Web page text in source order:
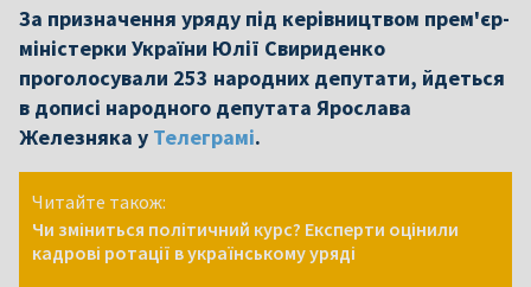
За призначення уряду під керівництвом прем'єр-
міністерки України Юлії Свириденко
проголосували 253 народних депутати, йдеться
в дописі народного депутата Ярослава
Железняка у Телеграмі.
Читайте також:
Чи зміниться політичний курс? Експерти оцінили
кадрові ротації в українському уряді